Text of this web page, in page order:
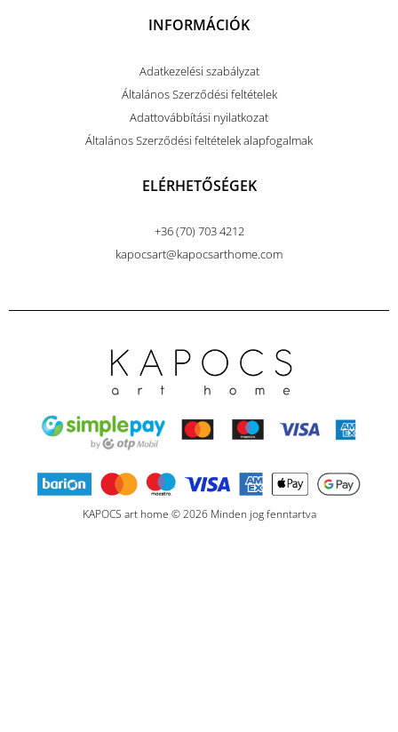
INFORMÁCIÓK
Adatkezelési szabályzat
Általános Szerződési feltételek
Adattovábbítási nyilatkozat
Általános Szerződési feltételek alapfogalmak
ELÉRHETŐSÉGEK
+36 (70) 703 4212
kapocsart@kapocsarthome.com
KAPOCS art home © 2026 Minden jog fenntartva